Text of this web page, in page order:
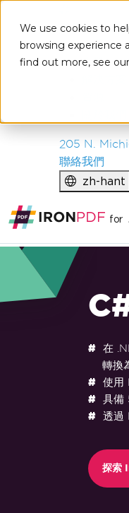
We use cookies to
browsing experience
find out more, see our
IRON
產品
企業
205 N.
聯絡我們
zh-hant
for
在
轉換
使用
具備
透過
探索